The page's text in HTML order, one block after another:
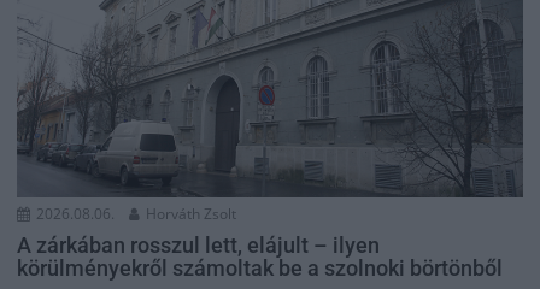
2026.08.06. Horváth Zsolt
A zárkában rosszul lett, elájult – ilyen
körülményekről számoltak be a szolnoki börtönből